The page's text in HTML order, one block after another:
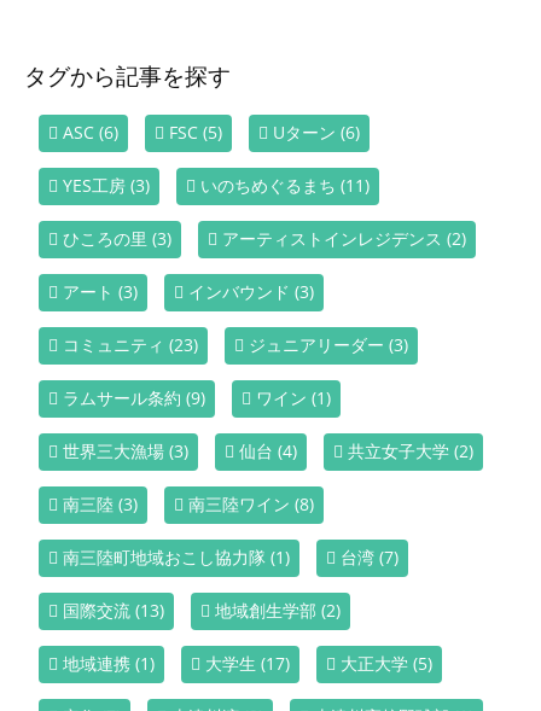
タグから記事を探す
ASC (6) FSC (5) Uターン (6)
YES工房 (3) いのちめぐるまち (11)
ひころの里 (3) アーティストインレジデンス (2)
アート (3) インバウンド (3)
コミュニティ (23) ジュニアリーダー (3)
ラムサール条約 (9) ワイン (1)
世界三大漁場 (3) 仙台 (4) 共立女子大学 (2)
南三陸 (3) 南三陸ワイン (8)
南三陸町地域おこし協力隊 (1) 台湾 (7)
国際交流 (13) 地域創生学部 (2)
地域連携 (1) 大学生 (17) 大正大学 (5)